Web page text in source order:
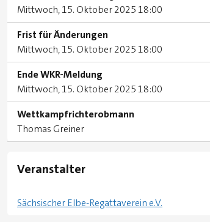
Mittwoch, 15. Oktober 2025 18:00
Frist für Änderungen
Mittwoch, 15. Oktober 2025 18:00
Ende WKR-Meldung
Mittwoch, 15. Oktober 2025 18:00
Wettkampfrichterobmann
Thomas Greiner
Veranstalter
Sächsischer Elbe-Regattaverein e.V.